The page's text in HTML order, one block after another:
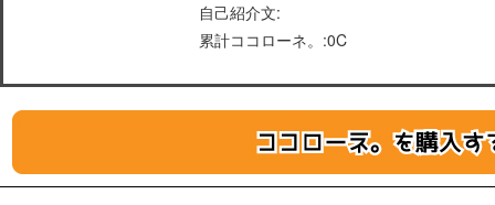
自己紹介文:
累計ココローネ。:0C